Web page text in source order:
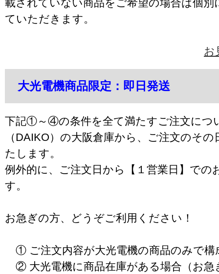
載されていない商品をご希望の場合は個別
ていただきます。
お
大光電機商品限定：即日発送
下記①～④の条件を全て満たすご注文につ
（DAIKO）の大阪倉庫から、ご注文のそ
たします。
例外的に、ご注文日から【１営業日】での
す。
お急ぎの方、どうぞご利用ください！
① ご注文内容が大光電機の商品のみで構
② 大光電機に商品在庫がある場合（お急